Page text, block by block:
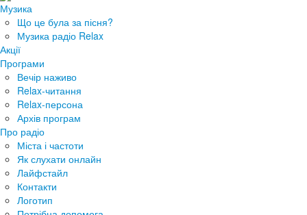
Музика
Що це була за пісня?
Музика радіо Relax
Акції
Програми
Вечір наживо
Relax-читання
Relax-персона
Архів програм
Про радіо
Міста і частоти
Як слухати онлайн
Лайфстайл
Контакти
Логотип